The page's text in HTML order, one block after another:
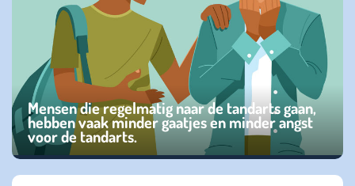
Mensen die regelmatig naar de tandarts gaan,
hebben vaak minder gaatjes en minder angst
voor de tandarts.